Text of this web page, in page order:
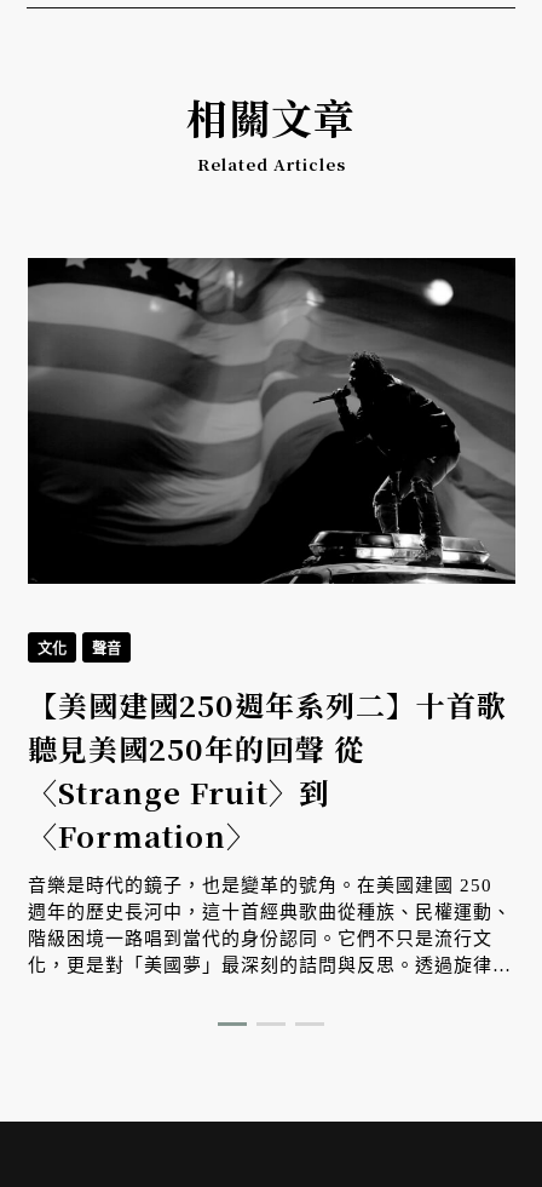
相關文章
Related Articles
文化 聲音
【美國建國250週年系列二】十首歌
聽見美國250年的回聲 從
〈Strange Fruit〉到
〈Formation〉
音樂是時代的鏡子，也是變革的號角。在美國建國 250
週年的歷史長河中，這十首經典歌曲從種族、民權運動、
階級困境一路唱到當代的身份認同。它們不只是流行文
化，更是對「美國夢」最深刻的詰問與反思。透過旋律，
扎、對話並重塑自我的漫長旅程。